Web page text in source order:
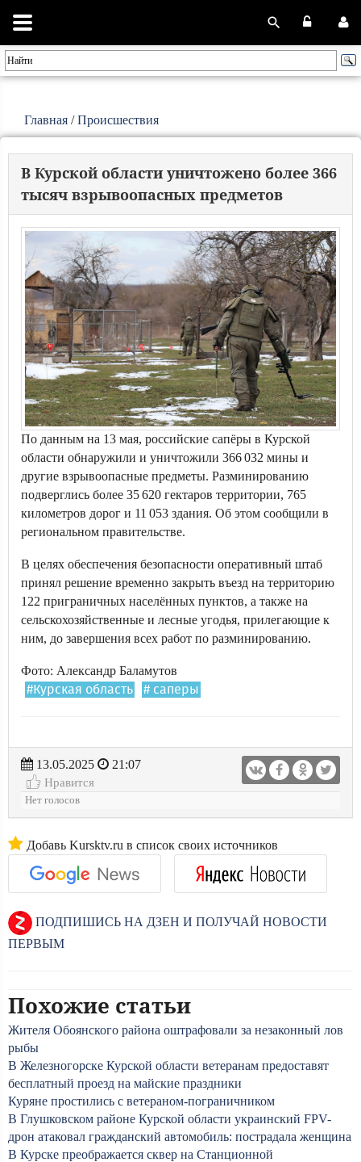
Главная /Происшествия
В Курской области уничтожено более 366
тысяч взрывоопасных предметов
По данным на 13 мая, российские сапёры в Курской
области обнаружили и уничтожили 366 032 мины и
другие взрывоопасные предметы. Разминированию
подверглись более 35 620 гектаров территории, 765
километров дорог и 11 053 здания. Об этом сообщили в
региональном правительстве.
В целях обеспечения безопасности оперативный штаб
принял решение временно закрыть въезд на территорию
122 приграничных населённых пунктов, а также на
сельскохозяйственные и лесные угодья, прилегающие к
ним, до завершения всех работ по разминированию.
Фото: Александр Баламутов
#Курская область # саперы
13.05.2025
21:07
Нравится
Нет голосов
Добавь Kursktv.ru в список своих источников
ПОДПИШИСЬ НА ДЗЕН И ПОЛУЧАЙ НОВОСТИ
ПЕРВЫМ
Похожие статьи
Жителя Обоянского района оштрафовали за незаконный лов
рыбы
В Железногорске Курской области ветеранам предоставят
бесплатный проезд на майские праздники
Куряне простились с ветераном-пограничником
В Глушковском районе Курской области украинский FPV-
дрон атаковал гражданский автомобиль: пострадала женщина
В Курске преображается сквер на Станционной